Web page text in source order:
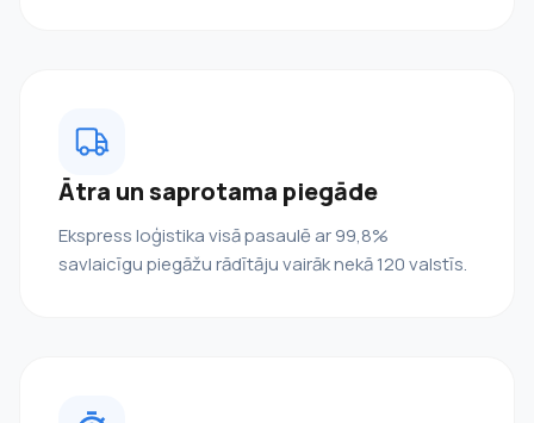
Ātra un saprotama piegāde
Ekspress loģistika visā pasaulē ar 99,8%
savlaicīgu piegāžu rādītāju vairāk nekā 120 valstīs.